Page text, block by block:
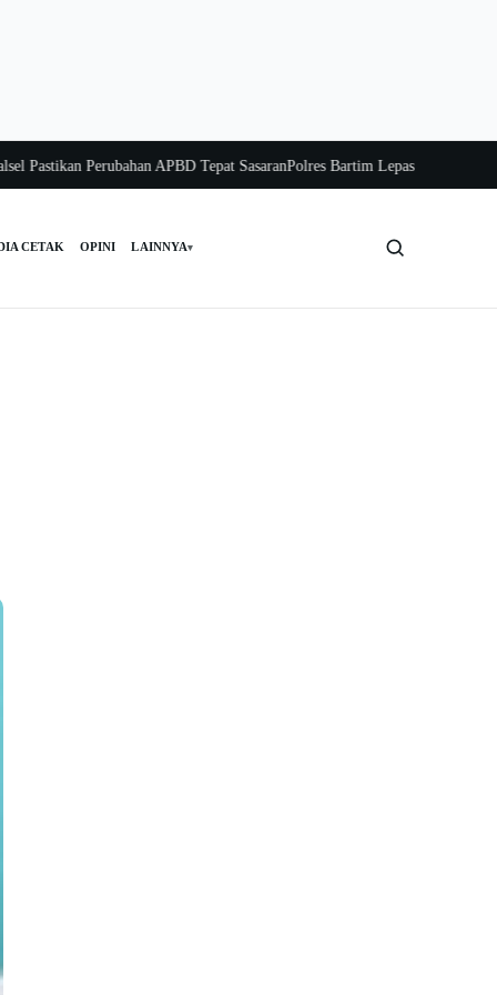
Perubahan APBD Tepat SasaranPolres Bartim Lepas Bakti Sosial untuk
CETAK OPINI LAINNYA▾